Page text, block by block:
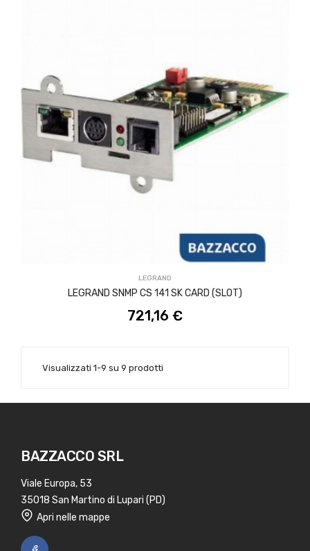
LEGRAND
LEGRAND SNMP CS 141 SK CARD (SLOT)
721,16 €
ACQUISTA
Visualizzati 1-9 su 9 prodotti
BAZZACCO SRL
Viale Europa, 53
35018 San Martino di Lupari (PD)
Apri nelle mappe